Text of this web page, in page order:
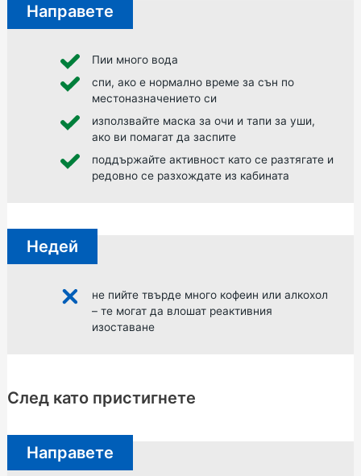
Направете
Пии много вода
спи, ако е нормално време за сън по
местоназначението си
използвайте маска за очи и тапи за уши,
ако ви помагат да заспите
поддържайте активност като се разтягате и
редовно се разхождате из кабината
Недей
не пийте твърде много кофеин или алкохол
– те могат да влошат реактивния
изоставане
След като пристигнете
Направете